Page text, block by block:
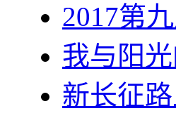
2017第
我与阳
新长征